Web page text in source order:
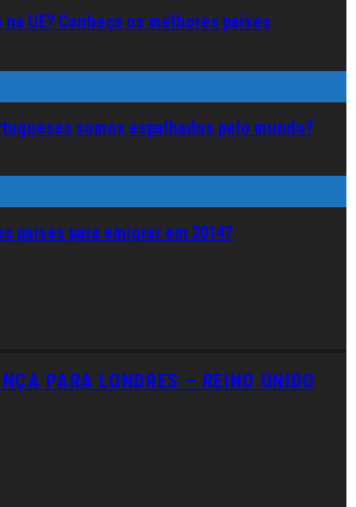
na UE? Conheça os melhores países
somos espalhados pelo mundo?
países para emigrar em 2014?
PARA LONDRES – REINO UNIDO